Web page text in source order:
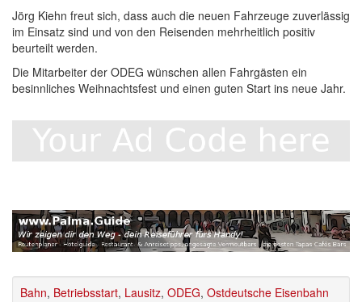
Jörg Kiehn freut sich, dass auch die neuen Fahrzeuge zuverlässig
im Einsatz sind und von den Reisenden mehrheitlich positiv
beurteilt werden.
Die Mitarbeiter der ODEG wünschen allen Fahrgästen ein
besinnliches Weihnachtsfest und einen guten Start ins neue Jahr.
Bahn, Betriebsstart, Lausitz, ODEG, Ostdeutsche Eisenbahn